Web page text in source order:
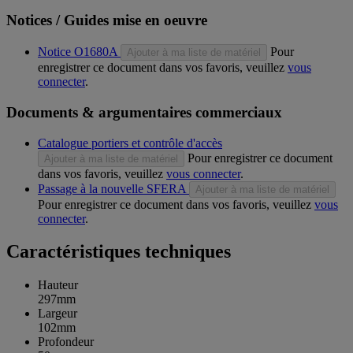
Notices / Guides mise en oeuvre
Notice O1680A Ajouter à ma liste de matériel
Pour
enregistrer ce document dans vos favoris, veuillez vous
connecter.
Documents & argumentaires commerciaux
Catalogue portiers et contrôle d'accès
Ajouter à ma liste de matériel
Pour enregistrer ce document
dans vos favoris, veuillez vous connecter.
Passage à la nouvelle SFERA
Ajouter à ma liste de matériel
Pour enregistrer ce document dans vos favoris, veuillez vous
connecter.
Caractéristiques techniques
Hauteur
297mm
Largeur
102mm
Profondeur